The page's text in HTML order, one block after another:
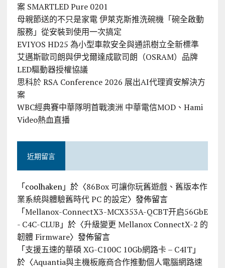
案 SMARTLED Pure 0201
母親節送的不只是家電 伊萊克斯推洗碗機「碗全啟動
服務」從安裝到使用一次搞定
EVIYOS HD25 為小型車款安全與通訊樹立全新標準
艾邁斯歐司朗與伊戈爾達成歐司朗（OSRAM）品牌
LED驅動器授權協議
思科於 RSA Conference 2026 展出AI代理資安解決方
案
WBC經典賽中華隊明首戰澳洲 中華電信MOD、Hami
Video熱血直播
近期留言
「coolhaken」於〈86Box 可讓你玩舊遊戲、舊版本作
業系統與體驗舊時代 PC 的設定〉發佈留言
「Mellanox-ConnectX3-MCX353A-QCBT开启56GbE
- C4C-CLUB 」於〈升級變更 Mellanox ConnectX-2 的
韌體 Firmware〉發佈留言
「支援五速的華碩 XG-C100C 10Gb網路卡 – C4IT」
於〈Aquantia與主機板廠商合作推動個人電腦網路速